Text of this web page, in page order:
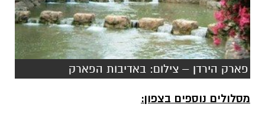
פארק הירדן – צילום: באדיבות הפארק
מסלולים נוספים בצפון: